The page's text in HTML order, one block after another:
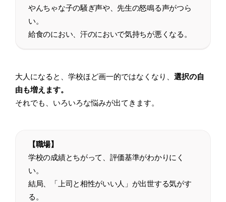
やんちゃな子の騒ぎ声や、先生の怒鳴る声がつら
い。
給食のにおい、汗のにおいで気持ちが悪くなる。
大人になると、学校ほど画一的ではなくなり、 選択の自
由も増えます。
それでも、いろいろな悩みが出てきます。
【職場】
学校の成績とちがって、評価基準がわかりにく
い。
結局、「上司と相性がいい人」が出世する気がす
る。